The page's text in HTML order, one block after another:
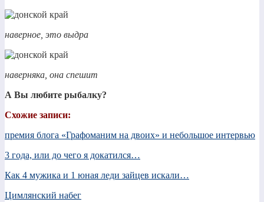
наверное, это выдра
наверняка, она спешит
А Вы любите рыбалку?
Схожие записи:
премия блога «Графоманим на двоих» и небольшое интервью
3 года, или до чего я докатился…
Как 4 мужика и 1 юная леди зайцев искали…
Цимлянский набег